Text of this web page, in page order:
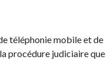
téléphonie mobile et de
procédure judiciaire que